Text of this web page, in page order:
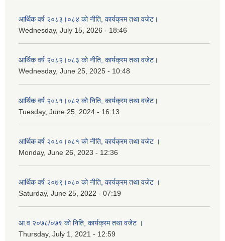
आर्थिक वर्ष २०८३।०८४ को नीति, कार्यक्रम तथा वजेट।
Wednesday, July 15, 2026 - 18:46
आर्थिक वर्ष २०८२।०८३ को नीति, कार्यक्रम तथा वजेट।
Wednesday, June 25, 2025 - 10:48
आर्थिक वर्ष २०८१।०८२ को निति, कार्यक्रम तथा वजेट।
Tuesday, June 25, 2024 - 16:13
आर्थिक वर्ष २०८०।०८१ को नीति, कार्यक्रम तथा वजेट ।
Monday, June 26, 2023 - 12:36
आर्थिक वर्ष २०७९।०८० को नीति, कार्यक्रम तथा वजेट ।
Saturday, June 25, 2022 - 07:19
आ.व २०७८/०७९ को निति, कार्यक्रम तथा वजेट ।
Thursday, July 1, 2021 - 12:59